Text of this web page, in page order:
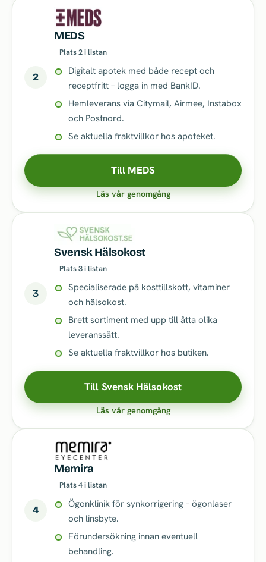
2
MEDS
Plats 2 i listan
Digitalt apotek med både recept och
receptfritt – logga in med BankID.
Hemleverans via Citymail, Airmee, Instabox
och Postnord.
Se aktuella fraktvillkor hos apoteket.
Till MEDS
Läs vår genomgång
3
Svensk Hälsokost
Plats 3 i listan
Specialiserade på kosttillskott, vitaminer
och hälsokost.
Brett sortiment med upp till åtta olika
leveranssätt.
Se aktuella fraktvillkor hos butiken.
Till Svensk Hälsokost
Läs vår genomgång
4
Memira
Plats 4 i listan
Ögonklinik för synkorrigering – ögonlaser
och linsbyte.
Förundersökning innan eventuell
behandling.